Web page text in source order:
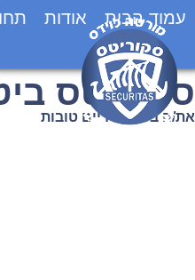
עמוד הבית אודות
סקוריטס
את/ה בטוח בידיים טובות